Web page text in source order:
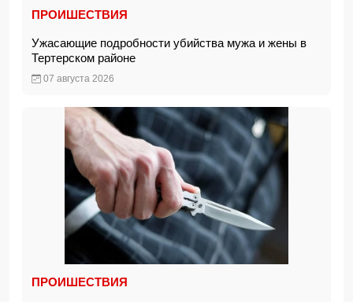
ПРОИШЕСТВИЯ
Ужасающие подробности убийства мужа и жены в
Тертерском районе
07 августа 2026
ПРОИШЕСТВИЯ